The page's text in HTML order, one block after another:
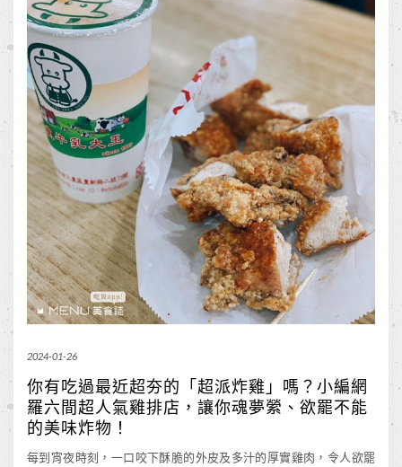
2024-01-26
你有吃過最近超夯的「超派炸雞」嗎？小編網
羅六間超人氣雞排店，讓你魂夢縈、欲罷不能
的美味炸物！
每到宵夜時刻，一口咬下酥脆的外皮及多汁的厚實雞肉，令人欲罷